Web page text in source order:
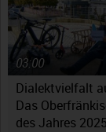
Dialektvielfalt
Das
des Jahres
03:00